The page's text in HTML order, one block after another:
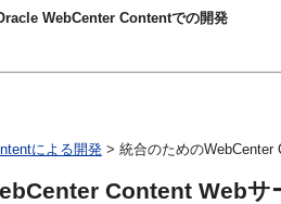
WebCenter Contentでの開発
による開発 > 統合のためのWebCenter
Content Webサ